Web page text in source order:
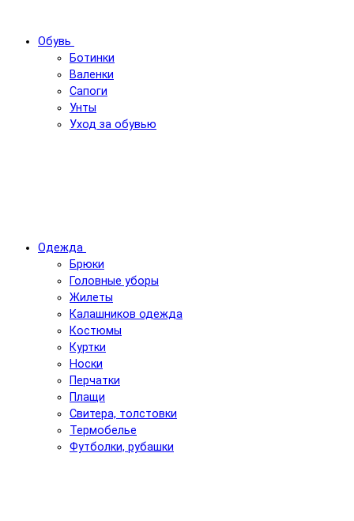
Обувь
Ботинки
Валенки
Сапоги
Унты
Уход за обувью
Одежда
Брюки
Головные уборы
Жилеты
Калашников одежда
Костюмы
Куртки
Носки
Перчатки
Плащи
Свитера, толстовки
Термобелье
Футболки, рубашки